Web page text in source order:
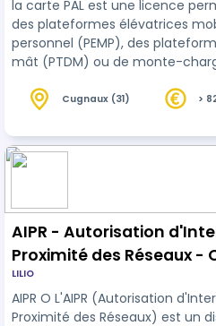
la carte PAL est une licence permettant d’opérer
des plateformes élévatrices
personnel (PEMP), des
mât (PTDM) ou de monte-charges
suivre une formation IPAF et
pays acceptent la Carte PAL
d’une formation des opérateurs
Cugnaux (31) >
AIPR - Autorisation
Proximité des Réseaux -
INTER
LILIO
AIPR O L'AIPR (Autorisation
Proximité des Réseaux) est un